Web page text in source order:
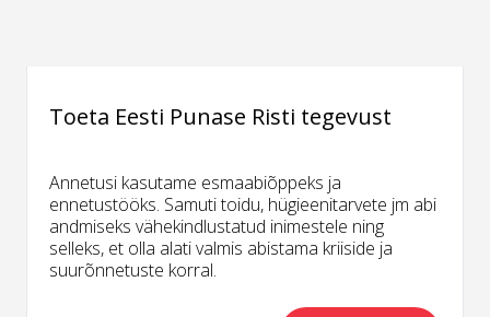
Toeta Eesti Punase Risti tegevust
Annetusi kasutame esmaabiõppeks ja
ennetustööks. Samuti toidu, hügieenitarvete jm abi
andmiseks vähekindlustatud inimestele ning
selleks, et olla alati valmis abistama kriiside ja
suurõnnetuste korral.